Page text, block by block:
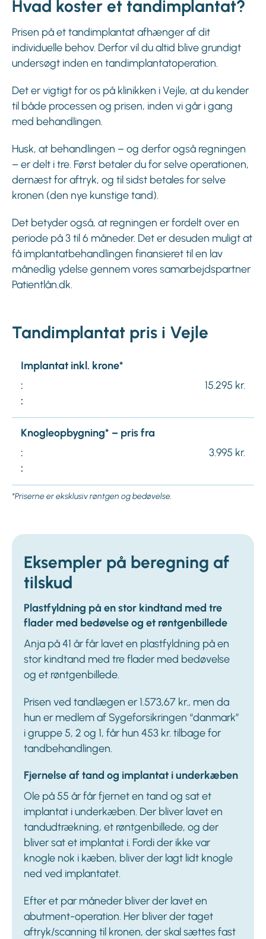
Hvad koster et tandimplantat?
Prisen på et tandimplantat afhænger af dit
individuelle behov. Derfor vil du altid blive grundigt
undersøgt inden en tandimplantatoperation.
Det er vigtigt for os på klinikken i Vejle, at du kender
til både processen og prisen, inden vi går i gang
med behandlingen.
Husk, at behandlingen – og derfor også regningen
– er delt i tre. Først betaler du for selve operationen,
dernæst for aftryk, og til sidst betales for selve
kronen (den nye kunstige tand).
Det betyder også, at regningen er fordelt over en
periode på 3 til 6 måneder. Det er desuden muligt at
få implantatbehandlingen finansieret til en lav
månedlig ydelse gennem vores samarbejdspartner
Patientlån.dk.
Tandimplantat pris i Vejle
Implantat inkl. krone*
:
15.295 kr.
:
Knogleopbygning* – pris fra
:
3.995 kr.
:
*Priserne er eksklusiv røntgen og bedøvelse.
Eksempler på beregning af
tilskud
Plastfyldning på en stor kindtand med tre
flader med bedøvelse og et røntgenbillede
Anja på 41 år får lavet en plastfyldning på en
stor kindtand med tre flader med bedøvelse
og et røntgenbillede.
Prisen ved tandlægen er 1.573,67 kr., men da
hun er medlem af Sygeforsikringen “danmark”
i gruppe 5, 2 og 1, får hun 453 kr. tilbage for
tandbehandlingen.
Fjernelse af tand og implantat i underkæben
Ole på 55 år får fjernet en tand og sat et
implantat i underkæben. Der bliver lavet en
tandudtrækning, et røntgenbillede, og der
bliver sat et implantat i. Fordi der ikke var
knogle nok i kæben, bliver der lagt lidt knogle
ned ved implantatet.
Efter et par måneder bliver der lavet en
abutment-operation. Her bliver der taget
aftryk/scanning til kronen, der skal sættes fast